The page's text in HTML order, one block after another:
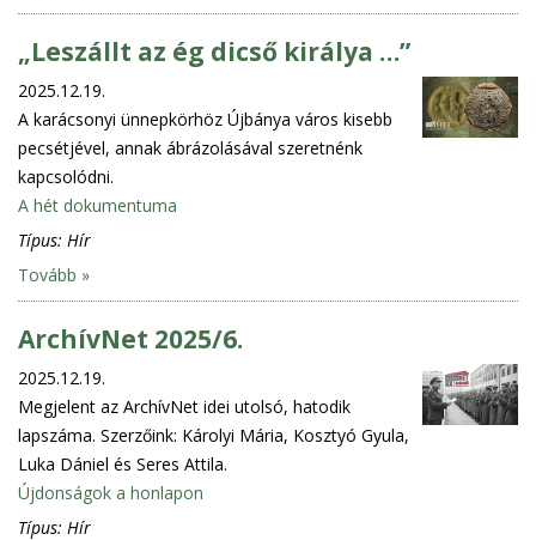
„Leszállt az ég dicső királya …”
2025.12.19.
A karácsonyi ünnepkörhöz Újbánya város kisebb
pecsétjével, annak ábrázolásával szeretnénk
kapcsolódni.
A hét dokumentuma
Típus: Hír
Tovább »
ArchívNet 2025/6.
2025.12.19.
Megjelent az ArchívNet idei utolsó, hatodik
lapszáma. Szerzőink: Károlyi Mária, Kosztyó Gyula,
Luka Dániel és Seres Attila.
Újdonságok a honlapon
Típus: Hír